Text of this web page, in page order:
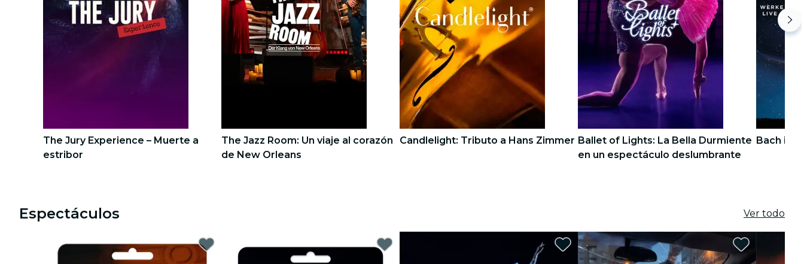
Seúl
The Jury Experience – Muerte a
estribor
The Jazz Room: Un viaje al corazón
de New Orleans
Candlelight: Tributo a Hans Zimmer Ballet of Lights: La Bella Durmiente
en un espectáculo deslumbrante
Bach in
Espectáculos Ver todo